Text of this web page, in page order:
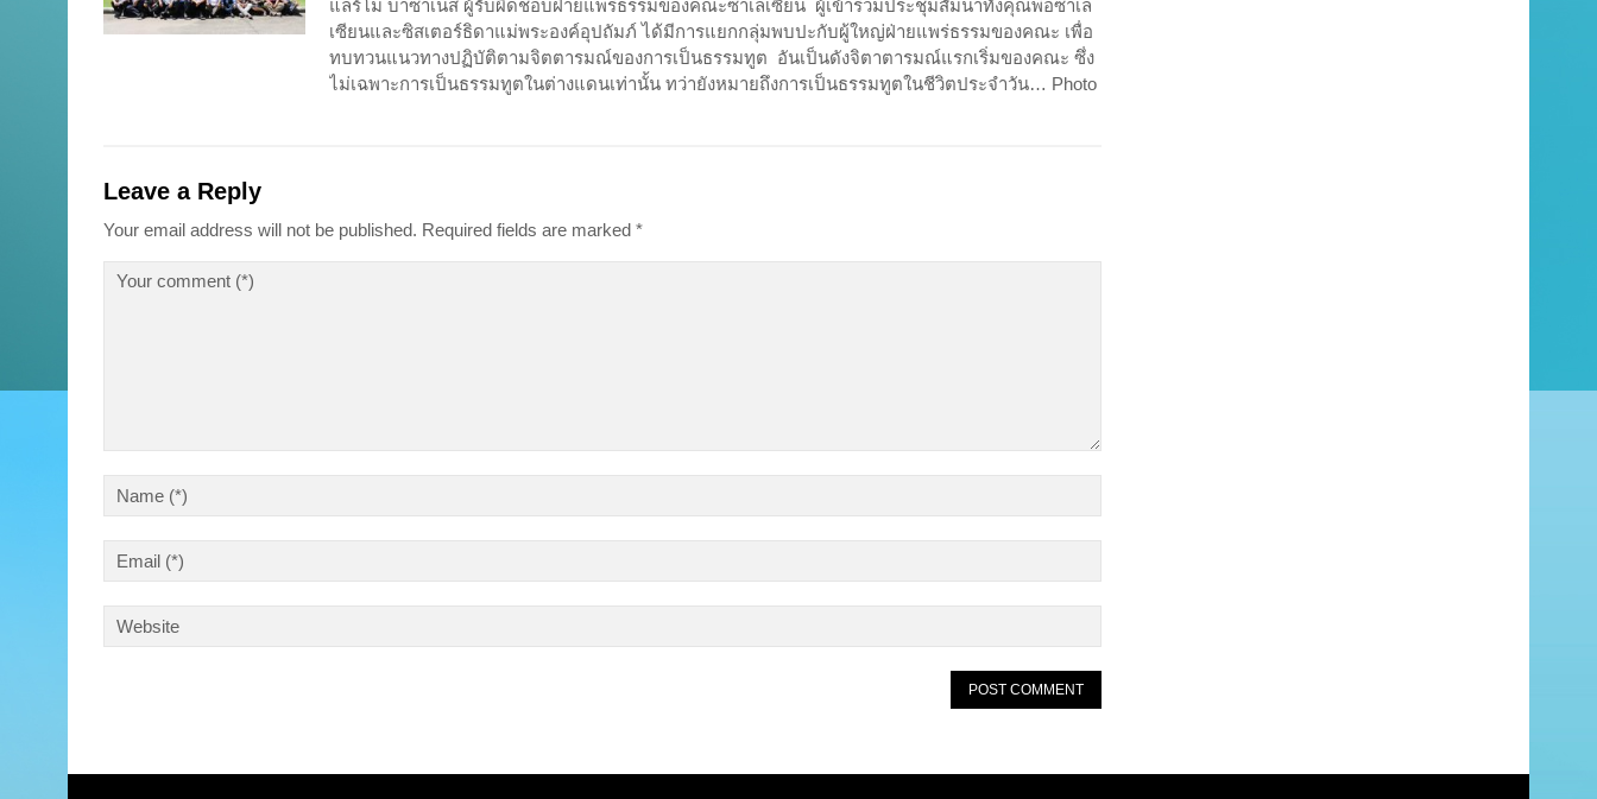
แลร์โม บาซาเนส ผู้รับผิดชอบฝ่ายแพร่ธรรมของคณะซาเลเซียน ผู้เข้าร่วมประชุมสัมนาทั้งคุณพ่อซาเล
เซียนและซิสเตอร์ธิดาแม่พระองค์อุปถัมภ์ ได้มีการแยกกลุ่มพบปะกับผู้ใหญ่ฝ่ายแพร่ธรรมของคณะ เพื่อ
ทบทวนแนวทางปฏิบัติตามจิตตารมณ์ของการเป็นธรรมทูต อันเป็นดังจิตาตารมณ์แรกเริ่มของคณะ ซึ่ง
ไม่เฉพาะการเป็นธรรมทูตในต่างแดนเท่านั้น ทว่ายังหมายถึงการเป็นธรรมทูตในชีวิตประจำวัน… Photo
Leave a Reply
Your email address will not be published. Required fields are marked *